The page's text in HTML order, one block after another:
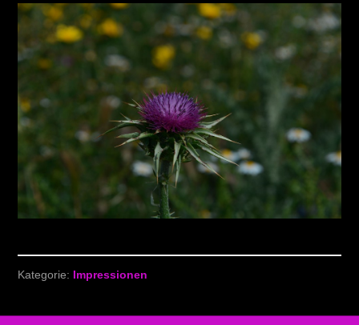
Kategorie: Impressionen